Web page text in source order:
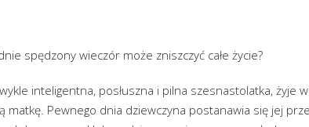
spędzony wieczór może zniszczyć całe życie?
inteligentna, posłuszna i pilna szesnastolatka, żyje
matkę. Pewnego dnia dziewczyna postanawia się jej